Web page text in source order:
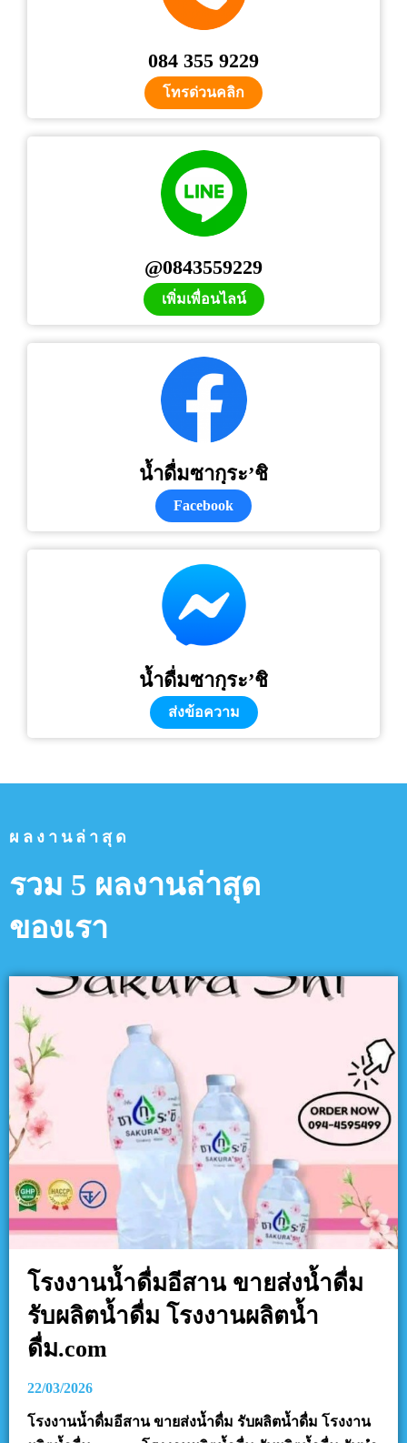
084 355 9229
โทรด่วนคลิก
@0843559229
เพิ่มเพื่อนไลน์
น้ำดื่มซากุระ’ชิ
Facebook
น้ำดื่มซากุระ’ชิ
ส่งข้อความ
ผลงานล่าสุด
รวม 5 ผลงานล่าสุด
ของเรา
โรงงานน้ำดื่มอีสาน ขายส่งน้ำดื่ม
รับผลิตน้ำดื่ม โรงงานผลิตน้ำ
ดื่ม.com
22/03/2026
โรงงานน้ำดื่มอีสาน ขายส่งน้ำดื่ม รับผลิตน้ำดื่ม โรงงาน